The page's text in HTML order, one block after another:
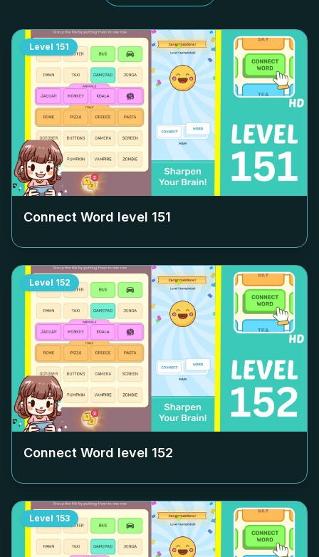
Level 151
Connect Word level 151
Level 152
Connect Word level 152
Level 153